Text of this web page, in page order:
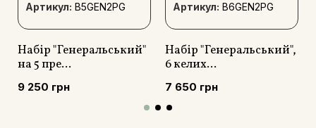
Артикул: B5GEN2PG
Набір "Генеральський"
на 5 пре...
9 250 грн
Артикул: B6GEN2PG
Набір "Генеральський",
6 келих...
7 650 грн